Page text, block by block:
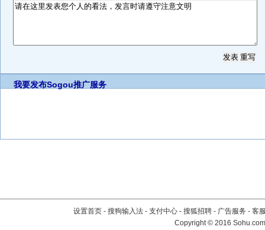
我要发布Sogou推广服务
设置首页 - 搜狗输入法 - 支付中心 - 搜狐招聘 - 广告服务 - 客
Copyright©2016